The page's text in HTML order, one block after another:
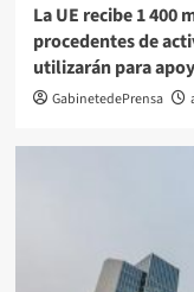
La UE recibe 1 400
procedentes de
utilizarán para
GabinetedePrensa